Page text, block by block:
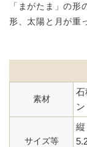
「まがたま」の
形、 太陽と月が重
素材
サイズ等